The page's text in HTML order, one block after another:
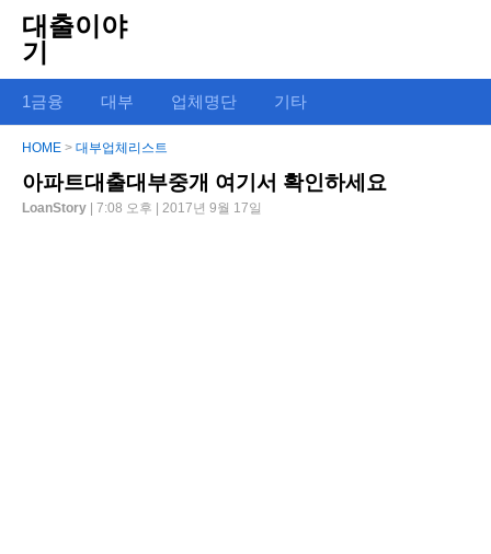
대출이야
기
1금융 대부 업체명단 기타
HOME > 대부업체리스트
아파트대출대부중개 여기서 확인하세요
LoanStory | 7:08 오후 | 2017년 9월 17일